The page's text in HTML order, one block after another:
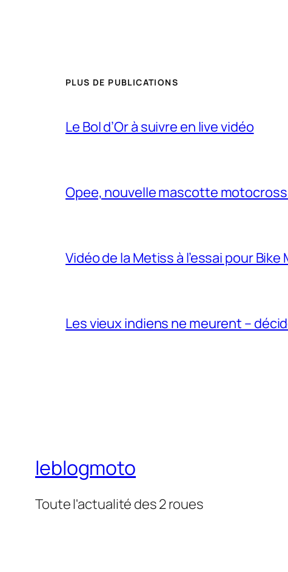
PLUS DE PUBLICATIONS
Le Bol d’Or à suivre en live vidéo
Opee, nouvelle mascotte
Vidéo de la Metiss à l’essai pour Bike
Les vieux indiens ne meurent –
leblogmoto
Toute l'actualité des 2 roues